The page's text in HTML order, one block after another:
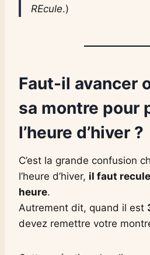
REcule.)
Faut-il avancer
sa montre pour
l’heure d’hiver ?
C’est la grande confusion
l’heure d’hiver, il faut
heure.
Autrement dit, quand il est
devez remettre votre